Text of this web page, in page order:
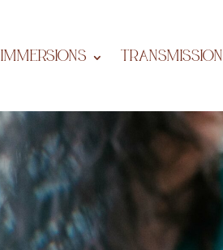
IMMERSIONS